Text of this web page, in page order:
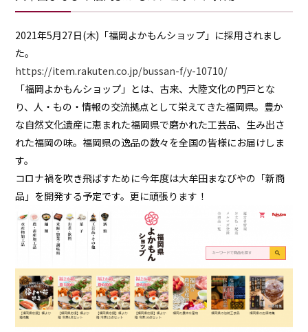
2021年5月27日(木)「福岡よかもんショップ」に採用されまし
た。
https://item.rakuten.co.jp/bussan-f/y-10710/
「福岡よかもんショップ」とは、古来、大陸文化の門戸とな
り、人・もの・情報の交流拠点として栄えてきた福岡県。豊か
な自然文化遺産に恵まれた福岡県で磨かれた工芸品、生み出さ
れた福岡の味。福岡県の逸品の数々を全国の皆様にお届けしま
す。
コロナ禍を吹き飛ばすために今年度は大牟田まなびやの「新商
品」を開発する予定です。更に頑張ります！